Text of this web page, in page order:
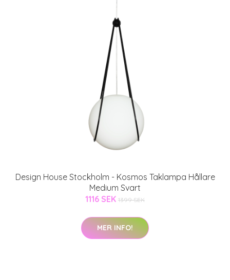
Design House Stockholm - Kosmos Taklampa Hållare
Medium Svart
1116 SEK 1399 SEK
MER INFO!